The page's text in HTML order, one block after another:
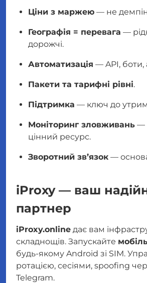
Ціни з маржею — не
Географія = перевага —
дорожчі.
Автоматизація — API, боти,
Пакети та тарифні рівні.
Підтримка — ключ до
Моніторинг зловживань —
цінний ресурс.
Зворотний зв’язок —
iProxy — ваш
партнер
iProxy.online дає вам
складнощів. Запускайте
будь-якому Android зі SIM.
ротацією, сесіями, spoofing
Telegram.